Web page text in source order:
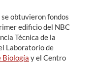
obtuvieron fondos
edificio del NBC
Técnica de la
Laboratorio de
Biología y el Centro